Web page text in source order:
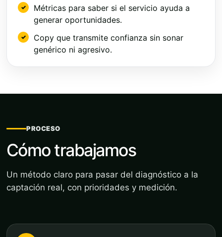
Métricas para saber si el servicio ayuda a
generar oportunidades.
Copy que transmite confianza sin sonar
genérico ni agresivo.
PROCESO
Cómo trabajamos
Un método claro para pasar del diagnóstico a la
captación real, con prioridades y medición.